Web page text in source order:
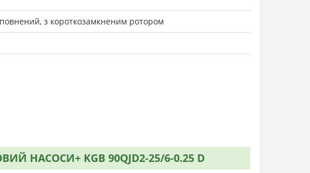
з короткозамкненим ротором
НАСОСИ+ KGB 90QJD2-25/6-0.25 D